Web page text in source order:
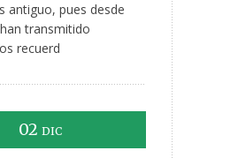
antiguo, pues desde
transmitido
recuerd
02 DIC